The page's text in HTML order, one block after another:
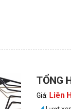
TỔNG
Giá: Liên